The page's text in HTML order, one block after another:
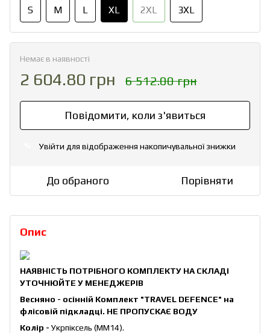
S M L XL 2XL 3XL
Немає в наявності
2 604.80 грн 6 512.00 грн
Повідомити, коли з'явиться
Увійти для відображення накопичувальної знижки
До обраного Порівняти
Опис
НАЯВНІСТЬ ПОТРІБНОГО КОМПЛЕКТУ НА СКЛАДІ
УТОЧНЮЙТЕ У МЕНЕДЖЕРІВ
Весняно - осінній Комплект "TRAVEL DEFENCE" на
флісовій підкладці. НЕ ПРОПУСКАЄ ВОДУ
Колір -Укрпіксель (ММ14).